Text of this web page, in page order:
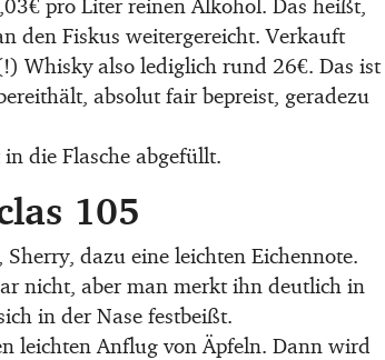
den Fiskus weitergereicht. Verkauft
Whisky also lediglich rund 26€. Das ist
absolut fair bepreist, geradezu
die Flasche abgefüllt.
105
dazu eine leichten Eichennote.
nicht, aber man merkt ihn deutlich in
in der Nase festbeißt.
leichten Anflug von Äpfeln. Dann wird